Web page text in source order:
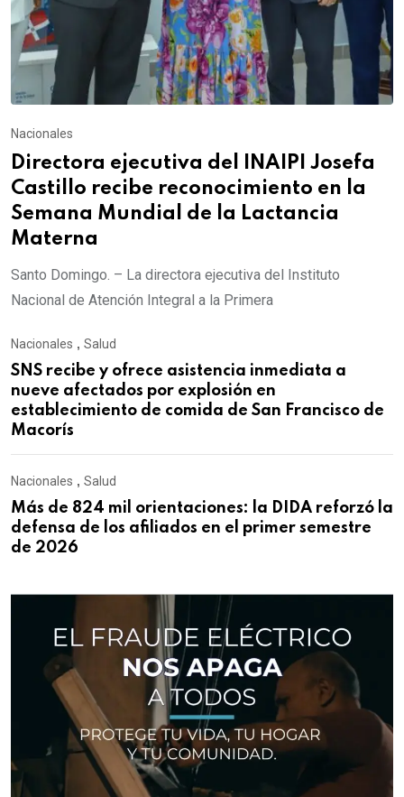
Nacionales
Directora ejecutiva del INAIPI Josefa
Castillo recibe reconocimiento en la
Semana Mundial de la Lactancia
Materna
Santo Domingo. – La directora ejecutiva del Instituto
Nacional de Atención Integral a la Primera
Nacionales , Salud
SNS recibe y ofrece asistencia inmediata a
nueve afectados por explosión en
establecimiento de comida de San Francisco de
Macorís
Nacionales , Salud
Más de 824 mil orientaciones: la DIDA reforzó la
defensa de los afiliados en el primer semestre
de 2026